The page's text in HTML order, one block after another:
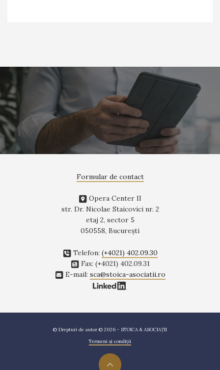
Formular de contact
Opera Center II
str. Dr. Nicolae Staicovici nr. 2
etaj 2, sector 5
050558, Bucureşti
Telefon: (+4021) 402.09.30
Fax: (+4021) 402.09.31
E-mail: sca@stoica-asociatii.ro
© Drepturi de autor © 2026 - STOICA & ASOCIAȚII
Termeni și condiții